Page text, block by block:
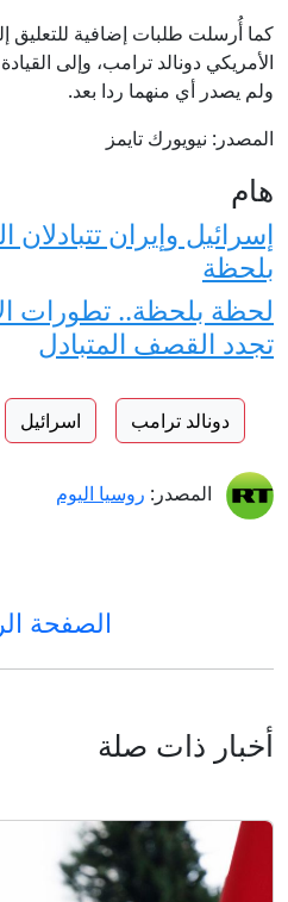
كما أُرسلت طلبات إضافية للتعليق
الأمريكي دونالد ترامب، وإلى
ولم يصدر أي منهما ردا بعد.
المصدر: نيويورك تايمز
هام
إسرائيل وإيران
بلحظة
لحظة بلحظة.. تطورات
تجدد القصف المتبادل
دونالد ترامب اسرائيل
المصدر: روسيا اليوم
الصفحة
أخبار ذات صلة